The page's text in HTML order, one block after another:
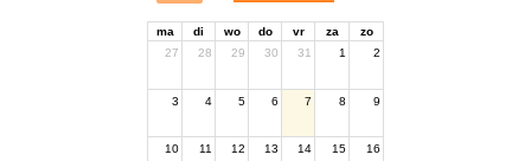
ma di wo do vr za
zo
27
28 29 30 31 1 2
3 4 5 6 7 8 9
10 11 12 13 14 15 16